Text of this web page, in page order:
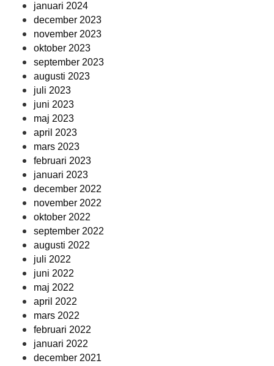
januari 2024
december 2023
november 2023
oktober 2023
september 2023
augusti 2023
juli 2023
juni 2023
maj 2023
april 2023
mars 2023
februari 2023
januari 2023
december 2022
november 2022
oktober 2022
september 2022
augusti 2022
juli 2022
juni 2022
maj 2022
april 2022
mars 2022
februari 2022
januari 2022
december 2021